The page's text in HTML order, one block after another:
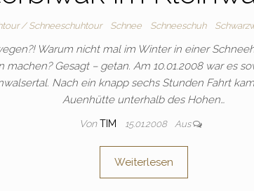
/ Schneeschuhtour Schnee Schneeschuh
Warum nicht mal im Winter in einer
machen? Gesagt – getan. Am 10.01.2008 war es
Nach ein knapp sechs Stunden Fahrt
Auenhütte unterhalb des Hohen…
Von TIM 15.01.2008 Aus
Weiterlesen